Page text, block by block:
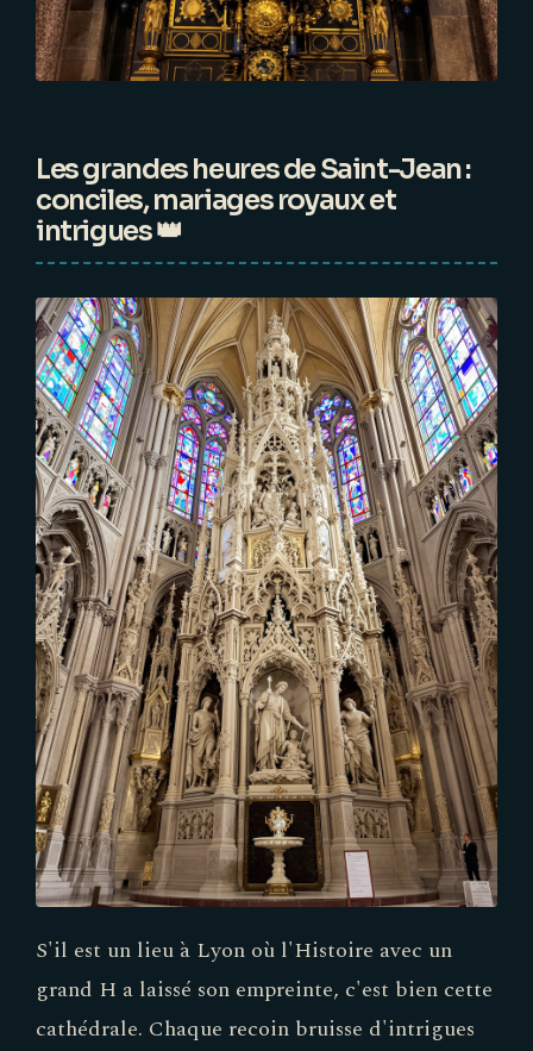
Les grandes heures de Saint-Jean :
conciles, mariages royaux et
intrigues 👑
S'il est un lieu à Lyon où l'Histoire avec un
grand H a laissé son empreinte, c'est bien cette
cathédrale. Chaque recoin bruisse d'intrigues